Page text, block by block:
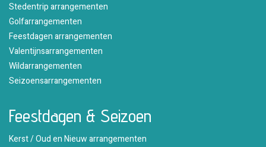
Stedentrip arrangementen
Golfarrangementen
Feestdagen arrangementen
Valentijnsarrangementen
Wildarrangementen
Seizoensarrangementen
Feestdagen & Seizoen
Kerst / Oud en Nieuw arrangementen